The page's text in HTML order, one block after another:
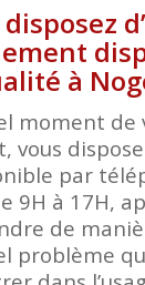
à
moment de
vous
par
9H à 17H,
de
problème